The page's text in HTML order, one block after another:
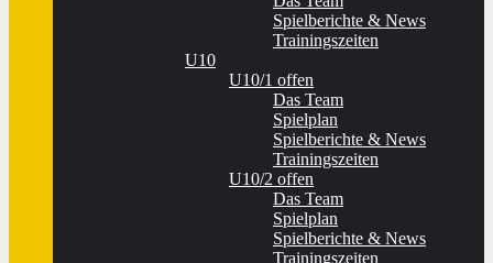
Spielberichte & News
Trainingszeiten
U10
U10/1 offen
Das Team
Spielplan
Spielberichte & News
Trainingszeiten
U10/2 offen
Das Team
Spielplan
Spielberichte & News
Trainingszeiten